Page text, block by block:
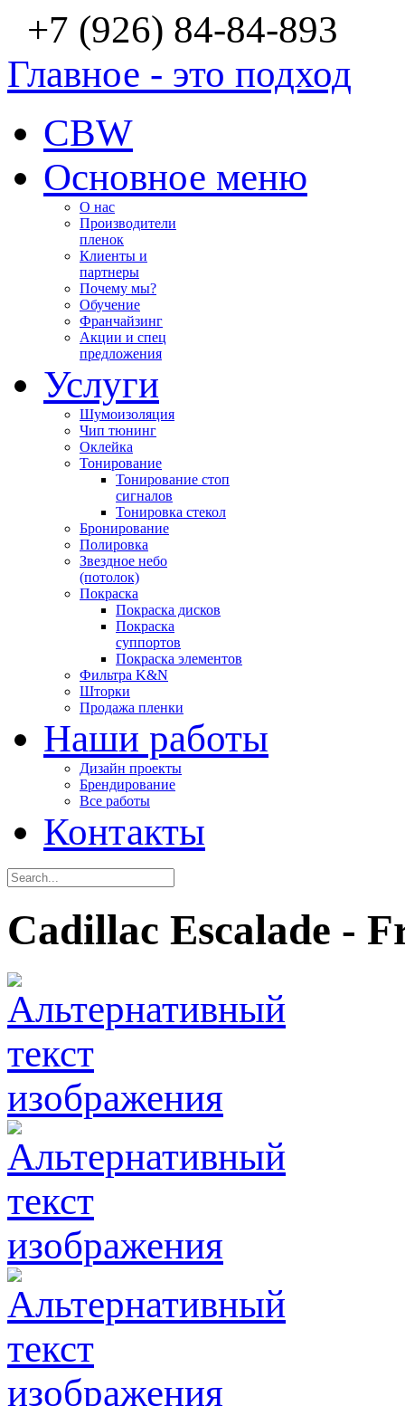
+7 (926) 84-84-893
Главное - это подход
CBW
Основное меню
О нас
Производители
пленок
Клиенты и
партнеры
Почему мы?
Обучение
Франчайзинг
Акции и спец
предложения
Услуги
Шумоизоляция
Чип тюнинг
Оклейка
Тонирование
Тонирование стоп
сигналов
Тонировка стекол
Бронирование
Полировка
Звездное небо
(потолок)
Покраска
Покраска дисков
Покраска
суппортов
Покраска элементов
Фильтра K&N
Шторки
Продажа пленки
Наши работы
Дизайн проекты
Брендирование
Все работы
Контакты
Cadillac Escalade -